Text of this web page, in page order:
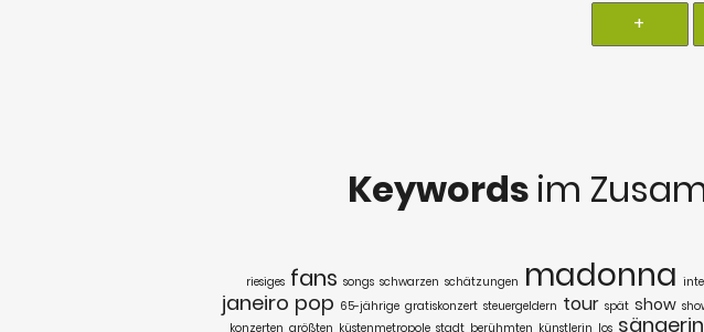
+
Keywords im
riesiges fans songs schwarzen schätzungen madonna
janeiro pop 65-jährige gratiskonzert steuergeldern tour spät show
konzerten größten küstenmetropole stadt berühmten künstlerin los sängerin